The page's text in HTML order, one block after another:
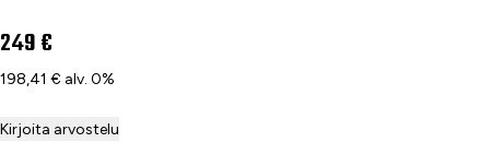
249 €
198,41 € alv. 0%
Kirjoita arvostelu